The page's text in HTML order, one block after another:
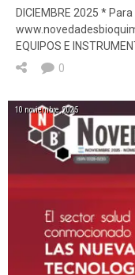
DICIEMBRE 2025 *
EQUIPOS E
0
10 noviembre, 2025